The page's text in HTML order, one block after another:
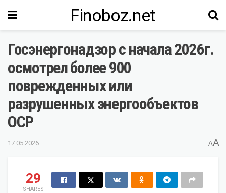
Finoboz.net
Госэнергонадзор с начала 2026г.
осмотрел более 900
поврежденных или
разрушенных энергообъектов
ОСР
17.05.2026 AA
29
SHARES